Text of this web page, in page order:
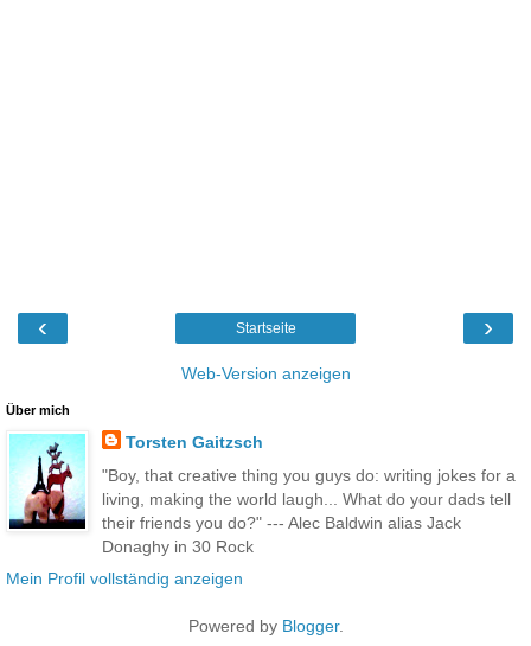
‹ ›
Startseite
Web-Version anzeigen
Über mich
Torsten Gaitzsch
"Boy, that creative thing you guys do: writing jokes for a
living, making the world laugh... What do your dads tell
their friends you do?" --- Alec Baldwin alias Jack
Donaghy in 30 Rock
Mein Profil vollständig anzeigen
Powered by Blogger.